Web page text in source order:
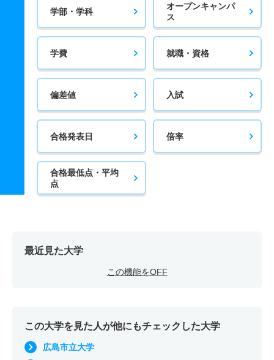
学部・学科
オープンキャンパ
ス
学費 就職・資格
偏差値 入試
合格発表日 倍率
合格最低点・平均
点
最近見た大学
この機能をOFF
この大学を見た人が他にもチェックした大学
広島市立大学